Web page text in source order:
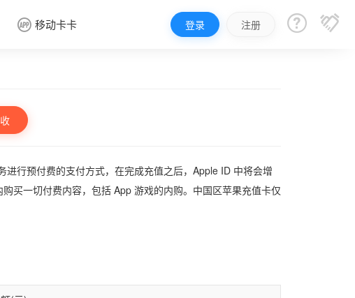
 移动卡卡 登录 注册  
行预付费的支付方式，在完成充值之后，Apple ID 中将会增
买一切付费内容，包括 App 游戏的内购。中国区苹果充值卡仅